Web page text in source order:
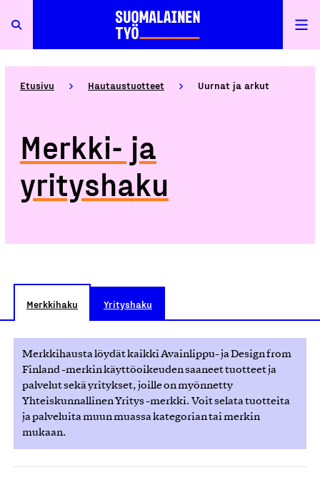
Etusivu Hautaustuotteet Uurnat ja arkut
Merkki- ja
yrityshaku
Merkkihaku Yrityshaku
Merkkihausta löydät kaikki Avainlippu- ja Design from
Finland -merkin käyttöoikeuden saaneet tuotteet ja
palvelut sekä yritykset, joille on myönnetty
Yhteiskunnallinen Yritys -merkki. Voit selata tuotteita
ja palveluita muun muassa kategorian tai merkin
mukaan.